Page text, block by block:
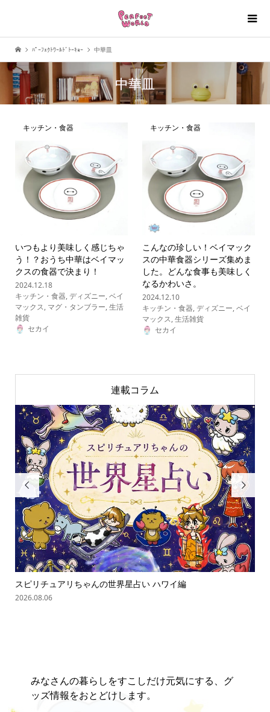
ﾊﾟｰﾌｪｸﾄﾜｰﾙﾄﾞﾄｰｷｮｰ 中華皿
中華皿
キッチン・食器
いつもより美味しく感じちゃ
う！？おうち中華はベイマッ
クスの食器で決まり！
2024.12.18
キッチン・食器,ディズニー,ベイ
マックス, マグ・タンブラー,生活
雑貨
セカイ
キッチン・食器
こんなの珍しい！ベイマック
スの中華食器シリーズ集めま
した。どんな食事も美味しく
なるかわいさ。
2024.12.10
キッチン・食器,ディズニー,ベイ
マックス,生活雑貨
セカイ
連載コラム

スピリチュアリちゃんの世界星占い ハワイ編
2026.08.06

みなさんの暮らしをすこしだけ元気にする、グ
ッズ情報をおとどけします。